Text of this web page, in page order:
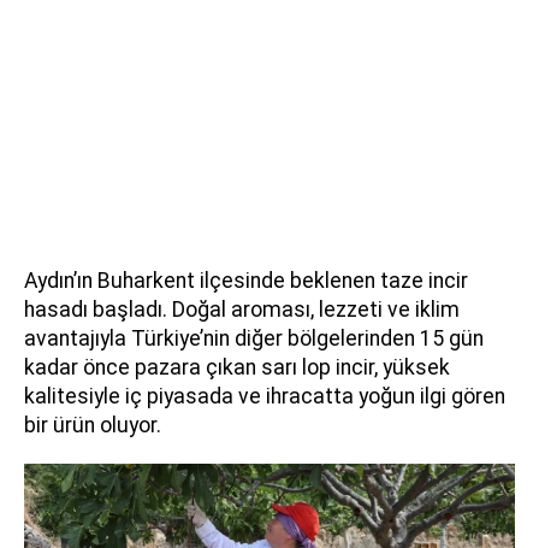
Aydın’ın Buharkent ilçesinde beklenen taze incir
hasadı başladı. Doğal aroması, lezzeti ve iklim
avantajıyla Türkiye’nin diğer bölgelerinden 15 gün
kadar önce pazara çıkan sarı lop incir, yüksek
kalitesiyle iç piyasada ve ihracatta yoğun ilgi gören
bir ürün oluyor.